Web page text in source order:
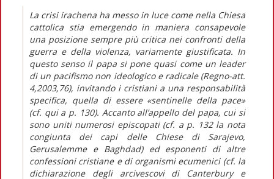
La crisi irachena ha messo in luce come nella Chiesa
cattolica stia emergendo in maniera consapevole
una posizione sempre più critica nei confronti della
guerra e della violenza, variamente giustificata. In
questo senso il papa si pone quasi come un leader
di un pacifismo non ideologico e radicale (Regno-att.
4,2003,76), invitando i cristiani a una responsabilità
specifica, quella di essere «sentinelle della pace»
(cf. qui a p. 130). Accanto all’appello del papa, cui si
sono uniti numerosi episcopati (cf. a p. 132 la nota
congiunta dei capi delle Chiese di Sarajevo,
Gerusalemme e Baghdad) ed esponenti di altre
confessioni cristiane e di organismi ecumenici (cf. la
dichiarazione degli arcivescovi di Canterbury e